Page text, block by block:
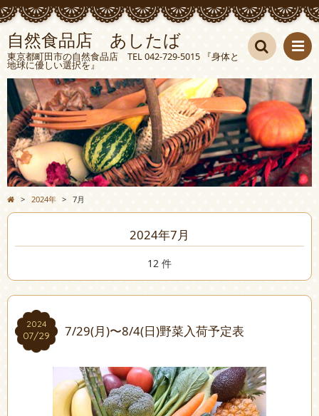
自然食品店 あしたば
東京都町田市の自然食品店 TEL 042-729-5015 『身体と
地球に優しい選択を』 検索
> 2024年 > 7月
2024年7月
12 件
2024
07/29
2024
07/29 7/29(月)〜8/4(日)野菜入荷予定表